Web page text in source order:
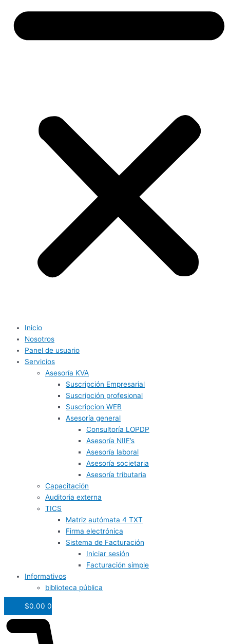
Inicio
Nosotros
Panel de usuario
Servicios
Asesoría KVA
Suscripción Empresarial
Suscripción profesional
Suscripcion WEB
Asesoría general
Consultoría LOPDP
Asesoría NIIF’s
Asesoría laboral
Asesoría societaria
Asesoría tributaria
Capacitación
Auditoria externa
TICS
Matriz autómata 4 TXT
Firma electrónica
Sistema de Facturación
Iniciar sesión
Facturación simple
Informativos
biblioteca pública
$0.00 0